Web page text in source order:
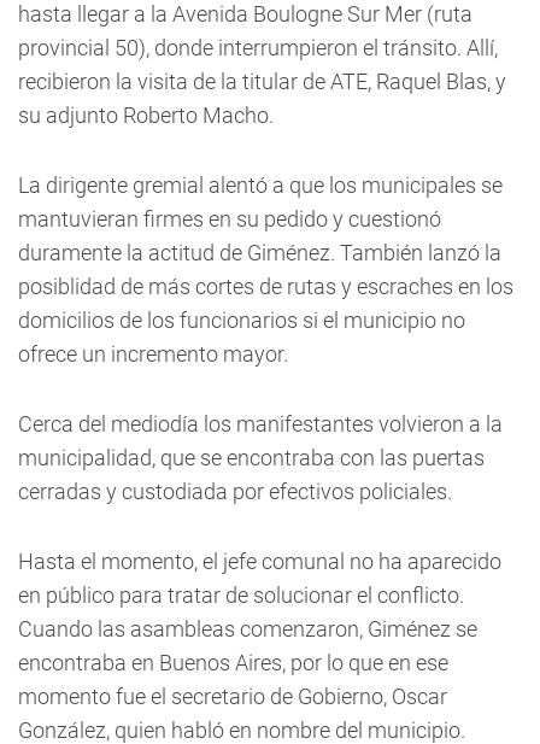
hasta llegar a la Avenida Boulogne Sur Mer (ruta
provincial 50), donde interrumpieron el tránsito. Allí,
recibieron la visita de la titular de ATE, Raquel Blas, y
su adjunto Roberto Macho.
La dirigente gremial alentó a que los municipales se
mantuvieran firmes en su pedido y cuestionó
duramente la actitud de Giménez. También lanzó la
posiblidad de más cortes de rutas y escraches en los
domicilios de los funcionarios si el municipio no
ofrece un incremento mayor.
Cerca del mediodía los manifestantes volvieron a la
municipalidad, que se encontraba con las puertas
cerradas y custodiada por efectivos policiales.
Hasta el momento, el jefe comunal no ha aparecido
en público para tratar de solucionar el conflicto.
Cuando las asambleas comenzaron, Giménez se
encontraba en Buenos Aires, por lo que en ese
momento fue el secretario de Gobierno, Oscar
González, quien habló en nombre del municipio.